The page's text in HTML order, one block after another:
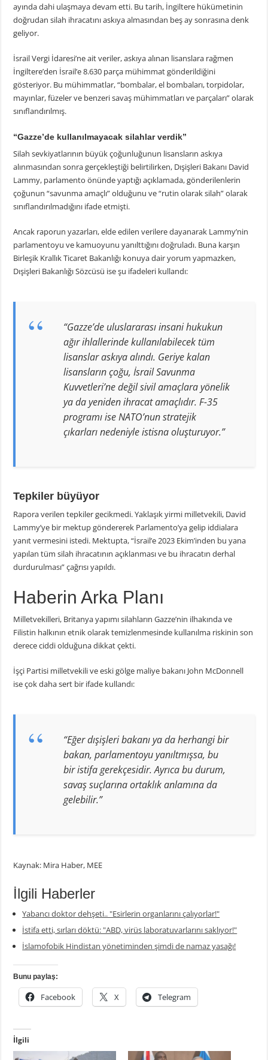
ayında dahi ulaşmaya devam etti. Bu tarih, İngiltere hükümetinin
doğrudan silah ihracatını askıya almasından beş ay sonrasına denk
geliyor.
İsrail Vergi İdaresi’ne ait veriler, askıya alınan lisanslara rağmen
İngiltere’den İsrail’e 8.630 parça mühimmat gönderildiğini
gösteriyor. Bu mühimmatlar, “bombalar, el bombaları, torpidolar,
mayınlar, füzeler ve benzeri savaş mühimmatları ve parçaları” olarak
sınıflandırılmış.
“Gazze’de kullanılmayacak silahlar verdik”
Silah sevkiyatlarının büyük çoğunluğunun lisansların askıya
alınmasından sonra gerçekleştiği belirtilirken, Dışişleri Bakanı David
Lammy, parlamento önünde yaptığı açıklamada, gönderilenlerin
çoğunun “savunma amaçlı” olduğunu ve “rutin olarak silah” olarak
sınıflandırılmadığını ifade etmişti.
Ancak raporun yazarları, elde edilen verilere dayanarak Lammy’nin
parlamentoyu ve kamuoyunu yanılttığını doğruladı. Buna karşın
Birleşik Krallık Ticaret Bakanlığı konuya dair yorum yapmazken,
Dışişleri Bakanlığı Sözcüsü ise şu ifadeleri kullandı:
“Gazze’de uluslararası insani hukukun
ağır ihlallerinde kullanılabilecek tüm
lisanslar askıya alındı. Geriye kalan
lisansların çoğu, İsrail Savunma
Kuvvetleri’ne değil sivil amaçlara yönelik
ya da yeniden ihracat amaçlıdır. F-35
programı ise NATO’nun stratejik
çıkarları nedeniyle istisna oluşturuyor.”
Tepkiler büyüyor
Rapora verilen tepkiler gecikmedi. Yaklaşık yirmi milletvekili, David
Lammy’ye bir mektup göndererek Parlamento’ya gelip iddialara
yanıt vermesini istedi. Mektupta, “İsrail’e 2023 Ekim’inden bu yana
yapılan tüm silah ihracatının açıklanması ve bu ihracatın derhal
durdurulması” çağrısı yapıldı.
Haberin Arka Planı
Milletvekilleri, Britanya yapımı silahların Gazze’nin ilhakında ve
Filistin halkının etnik olarak temizlenmesinde kullanılma riskinin son
derece ciddi olduğuna dikkat çekti.
İşçi Partisi milletvekili ve eski gölge maliye bakanı John McDonnell
ise çok daha sert bir ifade kullandı:
“Eğer dışişleri bakanı ya da herhangi bir
bakan, parlamentoyu yanıltmışsa, bu
bir istifa gerekçesidir. Ayrıca bu durum,
savaş suçlarına ortaklık anlamına da
gelebilir.”
Kaynak: Mira Haber, MEE
İlgili Haberler
Yabancı doktor dehşeti.. "Esirlerin organlarını çalıyorlar!"
İstifa etti, sırları döktü: "ABD, virüs laboratuvarlarını saklıyor!"
İslamofobik Hindistan yönetiminden şimdi de namaz yasağı!
Bunu paylaş:
Facebook X Telegram
İlgili